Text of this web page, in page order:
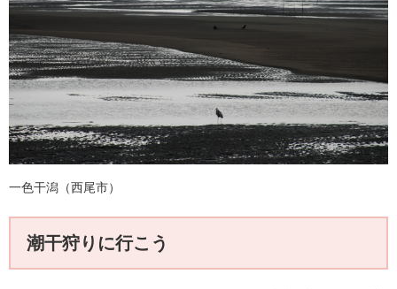
一色干潟（西尾市）
潮干狩りに行こう